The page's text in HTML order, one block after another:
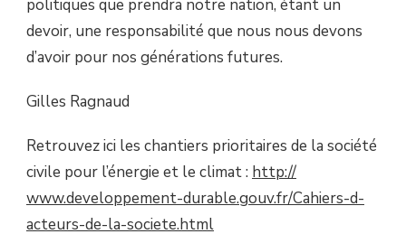
politiques que prendra notre nation, étant un
devoir, une responsabilité que nous nous devons
d’avoir pour nos générations futures.
Gilles Ragnaud
Retrouvez ici les chantiers prioritaires de la société
civile pour l’énergie et le climat : http://
www.developpement-durable.gouv.fr/Cahiers-d-
acteurs-de-la-societe.html